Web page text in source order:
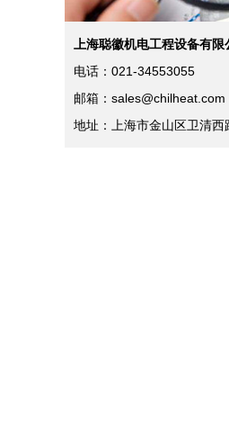
上海聪徽机电工程设备有限
电话：021-34553055
邮箱：sales@chilheat.com
地址：上海市金山区卫清西